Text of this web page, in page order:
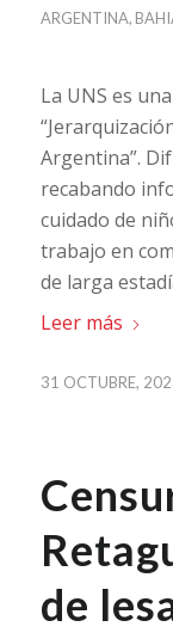
ARGENTINA,
La UNS es
Argentina”.
recabando
cuidado de
trabajo en
de larga
Leer más
31 OCTUBRE,
de